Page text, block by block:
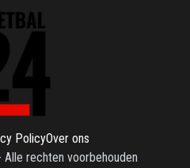
PolicyOver ons
Alle rechten voorbehouden